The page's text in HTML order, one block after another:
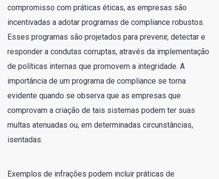
compromisso com práticas éticas, as empresas são
incentivadas a adotar programas de compliance robustos.
Esses programas são projetados para prevenir, detectar e
responder a condutas corruptas, através da implementação
de políticas internas que promovem a integridade. A
importância de um programa de compliance se torna
evidente quando se observa que as empresas que
comprovam a criação de tais sistemas podem ter suas
multas atenuadas ou, em determinadas circunstâncias,
isentadas.
Exemplos de infrações podem incluir práticas de